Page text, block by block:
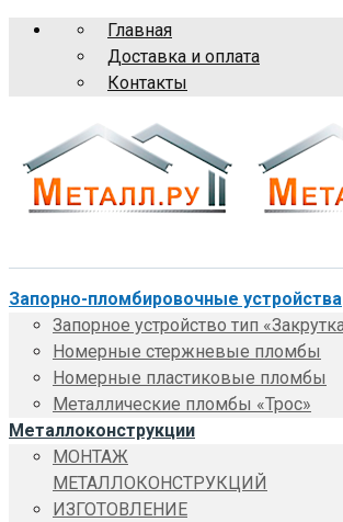
Главная
Доставка и оплата
Контакты
Запорно-пломбировочные устройства
Запорное устройство тип
Номерные стержневые пломбы
Номерные пластиковые пломбы
Металлические пломбы «Трос»
Металлоконструкции
МОНТАЖ
МЕТАЛЛОКОНСТРУКЦИЙ
ИЗГОТОВЛЕНИЕ